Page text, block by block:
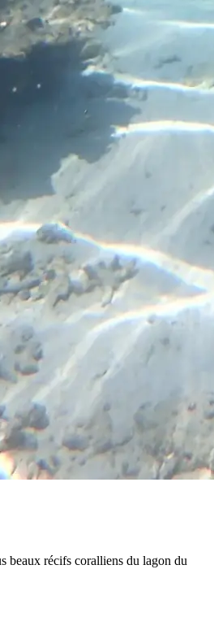
beaux récifs coralliens du lagon du